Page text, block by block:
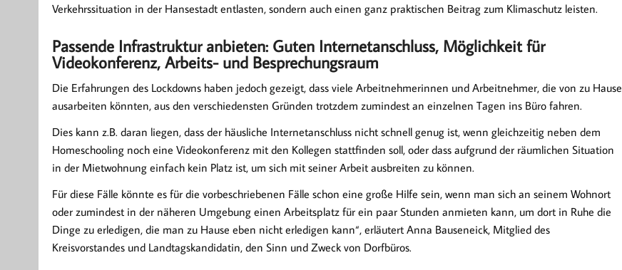
Verkehrssituation in der Hansestadt entlasten, sondern auch einen ganz praktischen Beitrag zum Klimaschutz leisten.
Passende Infrastruktur anbieten: Guten Internetanschluss, Möglichkeit für
Videokonferenz, Arbeits- und Besprechungsraum
Die Erfahrungen des Lockdowns haben jedoch gezeigt, dass viele Arbeitnehmerinnen und Arbeitnehmer, die von zu Hause
ausarbeiten könnten, aus den verschiedensten Gründen trotzdem zumindest an einzelnen Tagen ins Büro fahren.
Dies kann z.B. daran liegen, dass der häusliche Internetanschluss nicht schnell genug ist, wenn gleichzeitig neben dem
Homeschooling noch eine Videokonferenz mit den Kollegen stattfinden soll, oder dass aufgrund der räumlichen Situation
in der Mietwohnung einfach kein Platz ist, um sich mit seiner Arbeit ausbreiten zu können.
Für diese Fälle könnte es für die vorbeschriebenen Fälle schon eine große Hilfe sein, wenn man sich an seinem Wohnort
oder zumindest in der näheren Umgebung einen Arbeitsplatz für ein paar Stunden anmieten kann, um dort in Ruhe die
Dinge zu erledigen, die man zu Hause eben nicht erledigen kann“, erläutert Anna Bauseneick, Mitglied des
Kreisvorstandes und Landtagskandidatin, den Sinn und Zweck von Dorfbüros.